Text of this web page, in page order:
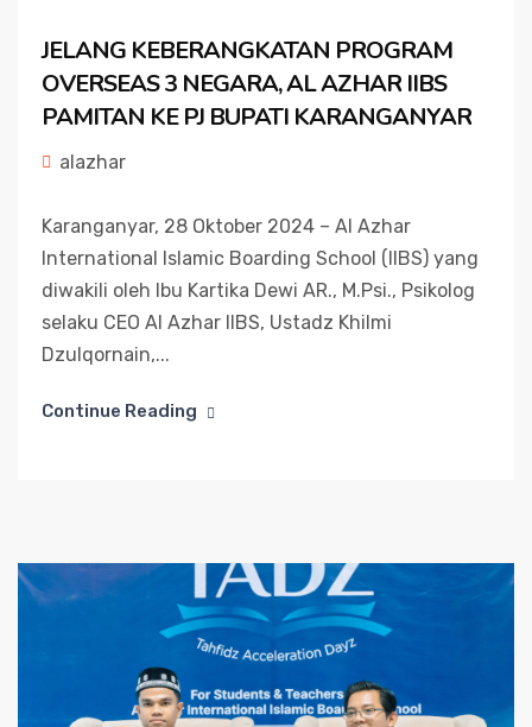
JELANG KEBERANGKATAN PROGRAM
OVERSEAS 3 NEGARA, AL AZHAR IIBS
PAMITAN KE PJ BUPATI KARANGANYAR
alazhar
Karanganyar, 28 Oktober 2024 – Al Azhar
International Islamic Boarding School (IIBS) yang
diwakili oleh Ibu Kartika Dewi AR., M.Psi., Psikolog
selaku CEO Al Azhar IIBS, Ustadz Khilmi
Dzulqornain,...
Continue Reading